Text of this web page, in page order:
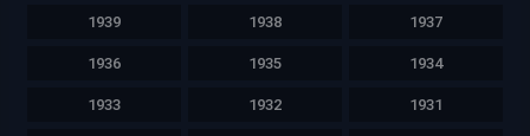
1939 1938 1937
1936 1935 1934
1933 1932 1931